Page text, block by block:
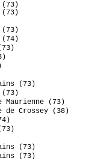
(73)
(73)
(73)
(74)
(73)
(73)
Maurienne (73)
de Crossey (38)
(73)
(73)